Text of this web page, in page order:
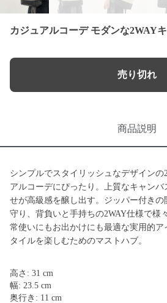
カジュアルコーデ モダンな2WAY
売り切れ
商品説明
シンプルでスタイリッシュなデザインの
アルコーデにぴったり。上質なキャン
せが高級感を醸し出す。ジッパー付きの
守り、背負いと手持ちの2WAY仕様で様
常使いにもお出かけにも最適な実用的ア
タイルを楽しむためのマストハブ。
高さ: 31 cm
幅: 23.5 cm
奥行き: 11 cm